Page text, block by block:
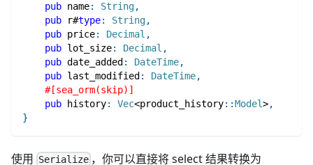
pub name: String,
pub r#type: String,
pub price: Decimal ,
pub lot_size: Decimal ,
pub date_added : DateTime,
pub last_modified : DateTime,
#[sea_orm(skip)]
pub history: Vec<product_history::Model>,
}
使用 Serialize ，你可以直接将 select 结果转换为